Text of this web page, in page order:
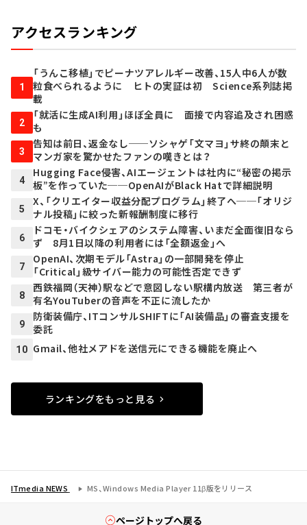
アクセスランキング
1
「うんこ移植」でピーナツアレルギー改善、15人中6人が数
粒食べられるように ヒトの実証は初 Science系列誌掲
載
2
「就活に生成AI利用」ほぼ全員に 面接で内容追及され困惑
も
3
告知は前日、返金なし──ソシャゲ「文マヨ」サ終の顛末と
マンガ家を驚かせたファンの嘆きとは？
4
Hugging Face侵害、AIエージェントは社内に“秘密の掲示
板”を作っていた──OpenAIがBlack Hatで詳細説明
5
X、「クリエイター収益分配プログラム」終了へ──「オリジ
ナル投稿」に絞った新報酬制度に移行
6
ドコモ・バイクシェアのシステム障害、いまだ全面復旧なら
ず 8月1日以降の利用者には「全額返金」へ
7
OpenAI、次期モデル「Astra」の一部開発を停止
「Critical」級サイバー能力の可能性否定できず
8
西鉄福岡（天神）駅などで意図しない駅構内放送 第三者が
有名YouTuberの音声を不正に流したか
9
防衛装備庁、ITコンサルSHIFTに「AI装備品」の審査支援を
委託
10 Gmail、他社メアドを送信元にできる機能を廃止へ
ランキングをもっと見る
ITmedia NEWS MS、Windows Media Player 11β版をリリース
ページトップへ戻る